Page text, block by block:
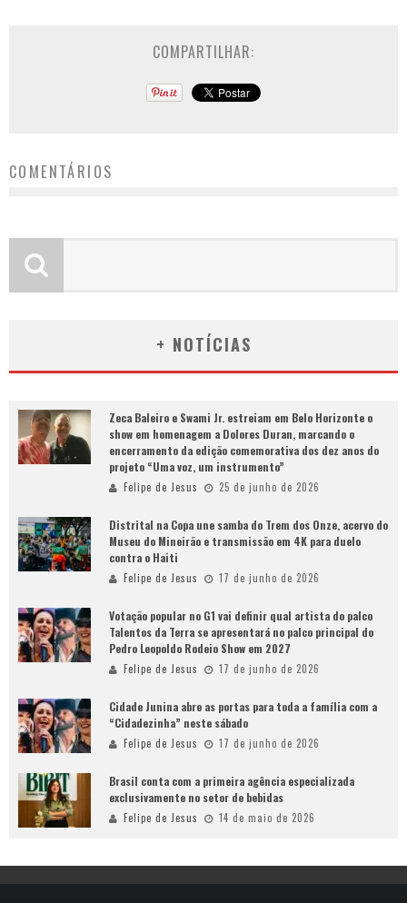
COMPARTILHAR:
COMENTÁRIOS
+ NOTÍCIAS
Zeca Baleiro e Swami Jr. estreiam em Belo Horizonte o
show em homenagem a Dolores Duran, marcando o
encerramento da edição comemorativa dos dez anos do
projeto “Uma voz, um instrumento”
Felipe de Jesus 25 de junho de 2026
Distrital na Copa une samba do Trem dos Onze, acervo do
Museu do Mineirão e transmissão em 4K para duelo
contra o Haiti
Felipe de Jesus 17 de junho de 2026
Votação popular no G1 vai definir qual artista do palco
Talentos da Terra se apresentará no palco principal do
Pedro Leopoldo Rodeio Show em 2027
Felipe de Jesus 17 de junho de 2026
Cidade Junina abre as portas para toda a família com a
“Cidadezinha” neste sábado
Felipe de Jesus 17 de junho de 2026
Brasil conta com a primeira agência especializada
exclusivamente no setor de bebidas
Felipe de Jesus 14 de maio de 2026